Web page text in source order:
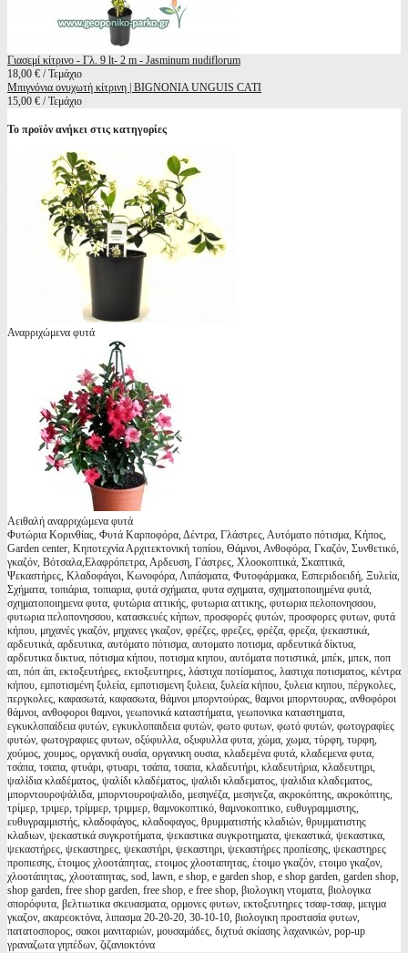
Γιασεμί κίτρινο - Γλ. 9 lt- 2 m - Jasminum nudiflorum
18,00 € / Τεμάχιο
Μπιγνόνια ονυχωτή κίτρινη | BIGNONIA UNGUIS CATI
15,00 € / Τεμάχιο
Το προϊόν ανήκει στις κατηγορίες
Αναρριχώμενα φυτά
Αειθαλή αναρριχώμενα φυτά
Φυτώρια Κορινθίας, Φυτά Καρποφόρα, Δέντρα, Γλάστρες, Αυτόματο πότισμα, Κήπος,
Garden center, Κηποτεχνία Αρχιτεκτονική τοπίου, Θάμνοι, Ανθοφόρα, Γκαζόν, Συνθετικό,
γκαζόν, Βότσαλα,Ελαφρόπετρα, Αρδευση, Γάστρες, Χλοοκοπτικά, Σκαπτικά,
Ψεκαστήρες, Κλαδοφάγοι, Κωνοφόρα, Λιπάσματα, Φυτοφάρμακα, Εσπεριδοειδή, Ξυλεία,
Σχήματα, τοπιάρια, τοπιαρια, φυτά σχήματα, φυτα σχηματα, σχηματοποιημένα φυτά,
σχηματοποιημενα φυτα, φυτώρια αττικής, φυτωρια αττικης, φυτωρια πελοπονησσου,
φυτωρια πελοπονησσου, κατασκευές κήπων, προσφορές φυτών, προσφορες φυτων, φυτά
κήπου, μηχανές γκαζόν, μηχανες γκαζον, φρέζες, φρεζες, φρέζα, φρεζα, ψεκαστικά,
αρδευτικά, αρδευτικα, αυτόματο πότισμα, αυτοματο ποτισμα, αρδευτικά δίκτυα,
αρδευτικα δικτυα, πότισμα κήπου, ποτισμα κηπου, αυτόματα ποτιστικά, μπέκ, μπεκ, ποπ
απ, πόπ άπ, εκτοξευτήρες, εκτοξευτηρες, λάστιχα ποτίσματος, λαστιχα ποτισματος, κέντρα
κήπου, εμποτισμένη ξυλεία, εμποτισμενη ξυλεια, ξυλεία κήπου, ξυλεια κηπου, πέργκολες,
περγκολες, καφασωτά, καφασωτα, θάμνοι μπορντούρας, θαμνοι μπορντουρας, ανθοφόροι
θάμνοι, ανθοφοροι θαμνοι, γεωπονικά καταστήματα, γεωπονικα καταστηματα,
εγκυκλοπαίδεια φυτών, εγκυκλοπαιδεια φυτών, φωτο φυτων, φωτό φυτών, φωτογραφίες
φυτών, φωτογραφιες φυτων, οξύφυλλα, οξυφυλλα φυτα, χώμα, χωμα, τύρφη, τυρφη,
χούμος, χουμος, οργανική ουσία, οργανικη ουσια, κλαδεμένα φυτά, κλαδεμενα φυτα,
τσάπα, τσαπα, φτυάρι, φτυαρι, τσάπα, τσαπα, κλαδευτήρι, κλαδευτήρια, κλαδευτηρι,
ψαλίδια κλαδέματος, ψαλίδι κλαδέματος, ψαλιδι κλαδεματος, ψαλιδια κλαδεματος,
μπορντουροψάλιδα, μπορντουροψαλιδο, μεσηνέζα, μεσηνεζα, ακροκόπτης, ακροκόπτης,
τρίμερ, τριμερ, τρίμμερ, τριμμερ, θαμνοκοπτικό, θαμνοκοπτικο, ευθυγραμμιστης,
ευθυγραμμιστής, κλαδοφάγος, κλαδοφαγος, θρυμματιστής κλαδιών, θρυμματιστης
κλαδιων, ψεκαστικά συγκροτήματα, ψεκαστικα συγκροτηματα, ψεκαστικά, ψεκαστικα,
ψεκαστήρες, ψεκαστηρες, ψεκαστήρι, ψεκαστηρι, ψεκαστήρες προπίεσης, ψεκαστηρες
προπιεσης, έτοιμος χλοοτάπητας, ετοιμος χλοοταπητας, έτοιμο γκαζόν, ετοιμο γκαζον,
χλοοτάπητας, χλοοταπητας, sod, lawn, e shop, e garden shop, e shop garden, garden shop,
shop garden, free shop garden, free shop, e free shop, βιολογικη ντοματα, βιολογικα
σπορόφυτα, βελτιωτικα σκευασματα, ορμονες φυτων, εκτοξευτηρες τσαφ-τσαφ, μειγμα
γκαζον, ακαρεοκτόνα, λιπασμα 20-20-20, 30-10-10, βιολογικη προστασία φυτων,
πατατοσπορος, σακοι μανιταριών, μουσαμάδες, διχτυά σκίασης λαχανικών, pop-up
γραναζωτα γηπέδων, ζιζανιοκτόνα